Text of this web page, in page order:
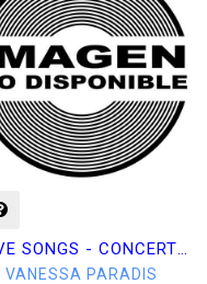
LOVE SONGS - CONCERT BR
VANESSA PARADIS